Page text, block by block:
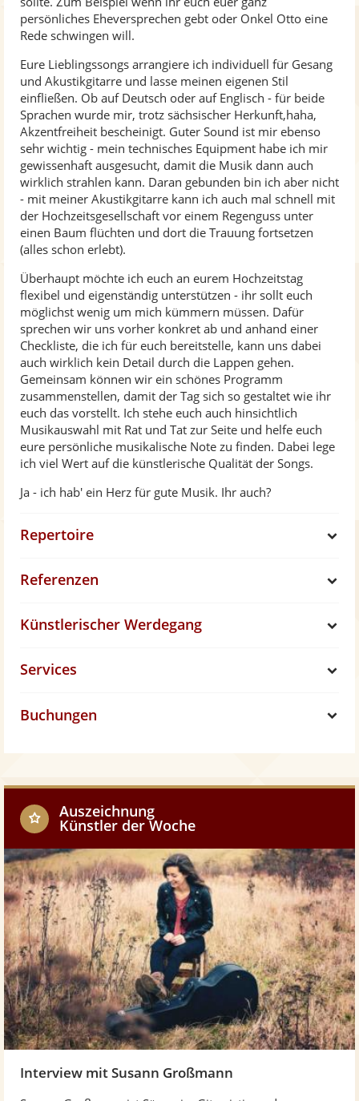
persönliches Eheversprechen gebt oder Onkel Otto eine
Rede schwingen will.
Eure Lieblingssongs arrangiere ich individuell für Gesang
und Akustikgitarre und lasse meinen eigenen Stil
einfließen. Ob auf Deutsch oder auf Englisch - für beide
Sprachen wurde mir, trotz sächsischer Herkunft,haha,
Akzentfreiheit bescheinigt. Guter Sound ist mir ebenso
sehr wichtig - mein technisches Equipment habe ich mir
gewissenhaft ausgesucht, damit die Musik dann auch
wirklich strahlen kann. Daran gebunden bin ich aber nicht
- mit meiner Akustikgitarre kann ich auch mal schnell mit
der Hochzeitsgesellschaft vor einem Regenguss unter
einen Baum flüchten und dort die Trauung fortsetzen
(alles schon erlebt).
Überhaupt möchte ich euch an eurem Hochzeitstag
flexibel und eigenständig unterstützen - ihr sollt euch
möglichst wenig um mich kümmern müssen. Dafür
sprechen wir uns vorher konkret ab und anhand einer
Checkliste, die ich für euch bereitstelle, kann uns dabei
auch wirklich kein Detail durch die Lappen gehen.
Gemeinsam können wir ein schönes Programm
zusammenstellen, damit der Tag sich so gestaltet wie ihr
euch das vorstellt. Ich stehe euch auch hinsichtlich
Musikauswahl mit Rat und Tat zur Seite und helfe euch
eure persönliche musikalische Note zu finden. Dabei lege
ich viel Wert auf die künstlerische Qualität der Songs.
Ja - ich hab' ein Herz für gute Musik. Ihr auch?
Repertoire
Referenzen
Künstlerischer Werdegang
Services
Auszeichnung
Künstler der Woche
Interview mit Susann Großmann
w
Buchungen